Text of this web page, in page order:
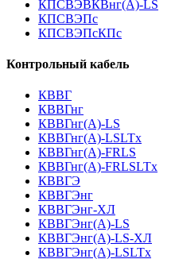
КПСВЭВКВнг(А)-LS
КПСВЭПс
КПСВЭПсКПс
Контрольный кабель
КВВГ
КВВГнг
КВВГнг(А)-LS
КВВГнг(А)-LSLTx
КВВГнг(А)-FRLS
КВВГнг(А)-FRLSLTx
КВВГЭ
КВВГЭнг
КВВГЭнг-ХЛ
КВВГЭнг(А)-LS
КВВГЭнг(А)-LS-ХЛ
КВВГЭнг(А)-LSLTx